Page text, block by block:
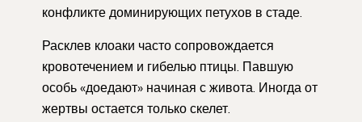
конфликте доминирующих петухов в стаде.
Расклев клоаки часто сопровождается
кровотечением и гибелью птицы. Павшую
особь «доедают» начиная с живота. Иногда от
жертвы остается только скелет.